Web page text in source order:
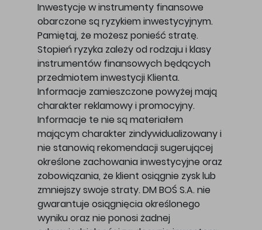
Inwestycje w instrumenty finansowe
obarczone są ryzykiem inwestycyjnym.
Pamiętaj, że możesz ponieść stratę.
Stopień ryzyka zależy od rodzaju i klasy
instrumentów finansowych będących
przedmiotem inwestycji Klienta.
Informacje zamieszczone powyżej mają
charakter reklamowy i promocyjny.
Informacje te nie są materiałem
mającym charakter zindywidualizowany i
nie stanowią rekomendacji sugerującej
określone zachowania inwestycyjne oraz
zobowiązania, że klient osiągnie zysk lub
zmniejszy swoje straty. DM BOŚ S.A. nie
gwarantuje osiągnięcia określonego
wyniku oraz nie ponosi żadnej